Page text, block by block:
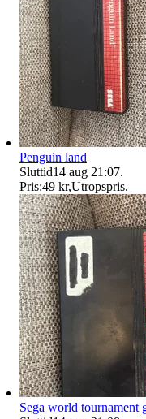
Penguin land
Sluttid14 aug 21:07.
Pris:49 kr,Utropspris.
Sega world tournament